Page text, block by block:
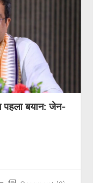
पहला बयान: जेन-